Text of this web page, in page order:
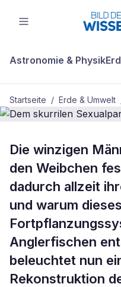
Astronomie & Physik
Startseite / Erde & Umwelt
BDW Plus ERDE &
Dem skurrilen
auf der Spur
Die winzigen
den Weibchen
dadurch allzeit
und warum
Anglerfischen
beleuchtet nun
Rekonstruktion